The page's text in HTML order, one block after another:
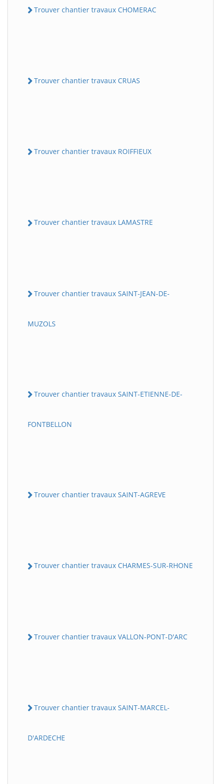
Trouver chantier travaux CHOMERAC
Trouver chantier travaux CRUAS
Trouver chantier travaux ROIFFIEUX
Trouver chantier travaux LAMASTRE
Trouver chantier travaux SAINT-JEAN-DE-
MUZOLS
Trouver chantier travaux SAINT-ETIENNE-DE-
FONTBELLON
Trouver chantier travaux SAINT-AGREVE
Trouver chantier travaux CHARMES-SUR-RHONE
Trouver chantier travaux VALLON-PONT-D'ARC
Trouver chantier travaux SAINT-MARCEL-
D'ARDECHE